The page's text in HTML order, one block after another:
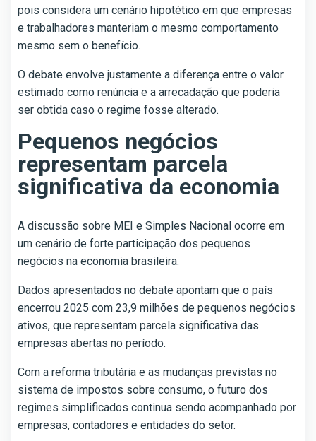
pois considera um cenário hipotético em que empresas
e trabalhadores manteriam o mesmo comportamento
mesmo sem o benefício.
O debate envolve justamente a diferença entre o valor
estimado como renúncia e a arrecadação que poderia
ser obtida caso o regime fosse alterado.
Pequenos negócios
representam parcela
significativa da economia
A discussão sobre MEI e Simples Nacional ocorre em
um cenário de forte participação dos pequenos
negócios na economia brasileira.
Dados apresentados no debate apontam que o país
encerrou 2025 com 23,9 milhões de pequenos negócios
ativos, que representam parcela significativa das
empresas abertas no período.
Com a reforma tributária e as mudanças previstas no
sistema de impostos sobre consumo, o futuro dos
regimes simplificados continua sendo acompanhado por
empresas, contadores e entidades do setor.